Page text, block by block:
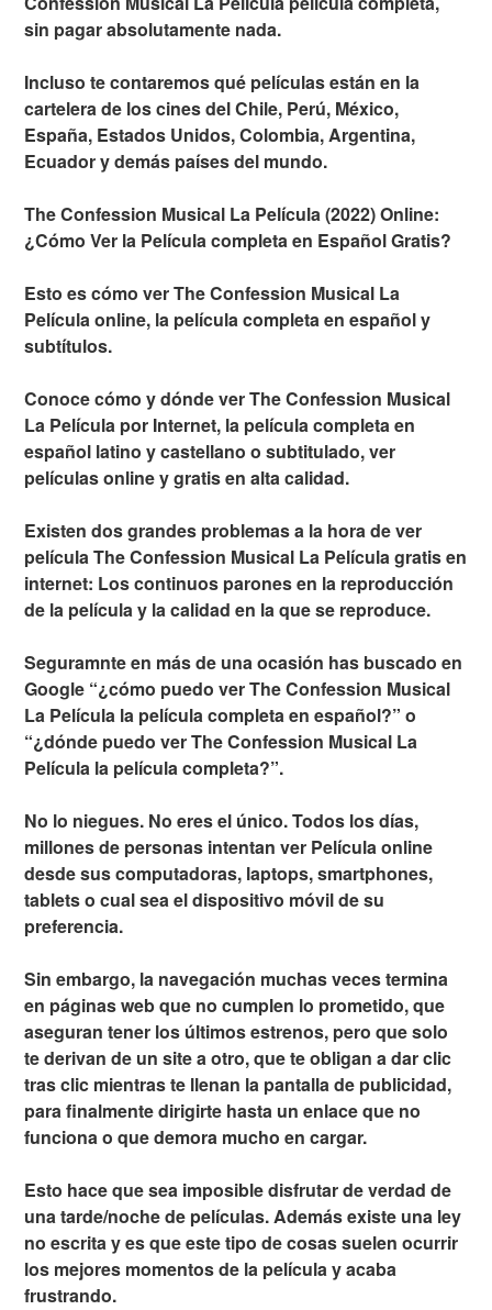
sin pagar absolutamente nada.
Incluso te contaremos qué películas están en la
cartelera de los cines del Chile, Perú, México,
España, Estados Unidos, Colombia, Argentina,
Ecuador y demás países del mundo.
The Confession Musical La Película (2022) Online:
¿Cómo Ver la Película completa en Español Gratis?
Esto es cómo ver The Confession Musical La
Película online, la película completa en español y
subtítulos.
Conoce cómo y dónde ver The Confession Musical
La Película por Internet, la película completa en
español latino y castellano o subtitulado, ver
películas online y gratis en alta calidad.
Existen dos grandes problemas a la hora de ver
película The Confession Musical La Película gratis en
internet: Los continuos parones en la reproducción
de la película y la calidad en la que se reproduce.
Seguramnte en más de una ocasión has buscado en
Google “¿cómo puedo ver The Confession Musical
La Película la película completa en español?” o
“¿dónde puedo ver The Confession Musical La
Película la película completa?”.
No lo niegues. No eres el único. Todos los días,
millones de personas intentan ver Película online
desde sus computadoras, laptops, smartphones,
tablets o cual sea el dispositivo móvil de su
preferencia.
Sin embargo, la navegación muchas veces termina
en páginas web que no cumplen lo prometido, que
aseguran tener los últimos estrenos, pero que solo
te derivan de un site a otro, que te obligan a dar clic
tras clic mientras te llenan la pantalla de publicidad,
para finalmente dirigirte hasta un enlace que no
funciona o que demora mucho en cargar.
Esto hace que sea imposible disfrutar de verdad de
una tarde/noche de películas. Además existe una ley
no escrita y es que este tipo de cosas suelen ocurrir
los mejores momentos de la película y acaba
frustrando.